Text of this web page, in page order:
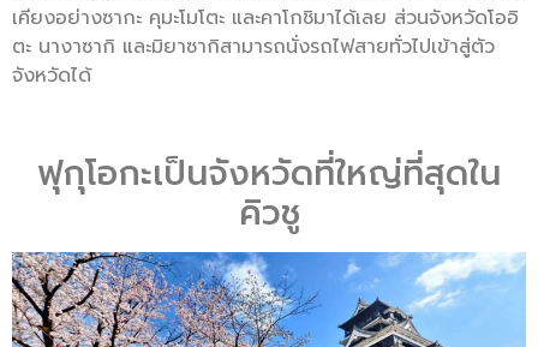
เคียงอย่างซากะ คุมะโมโตะ และคาโกชิมาได้เลย ส่วนจังหวัดโออิ
ตะ นางาซากิ และมิยาซากิสามารถนั่งรถไฟสายทั่วไปเข้าสู่ตัว
จังหวัดได้
ฟุกุโอกะเป็นจังหวัดที่ใหญ่ที่สุดใน
คิวชู